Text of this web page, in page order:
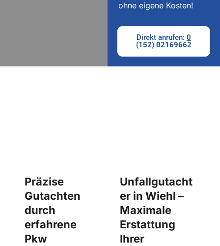
ohne eigene Kosten!
Direkt anrufen: 0
(152) 02169662
Präzise
Gutachten
durch
erfahrene
Pkw
Unfallgutacht
er in Wiehl –
Maximale
Erstattung
Ihrer